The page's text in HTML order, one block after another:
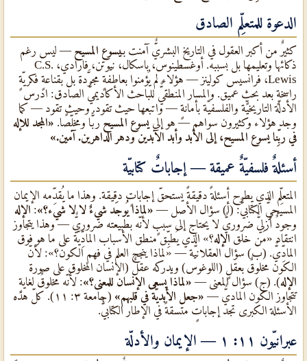
الدعوة للمتعلِّم الصادق
كثيرٌ من أكبر العقول في التاريخ البشريٌّ آمنت بـيسوع المسيح — ليس رغم
ذكائها وتعليمها بل بسببه. أوغسطينوس، باسكال، نيوتن، فارادي، C.S.
Lewis، فرانسيس كولينز — هؤلاء لم يُؤمنوا بعاطفةٍ مجرَّدة بل بقناعةٍ فكريّةٍ
راسخةٍ بعد بحثٍ عميق. والمسار المنطقيٌّ للباحث الأكاديميٌّ الصادق: ادرس
الأدلّة التاريخيّة والفلسفيّة بأمانةٍ — واتبعها حيث تقود. وحيث تقود — كما
وجد هؤلاء وكثيرون سواهم — هو إلى يسوع المسيح ربًّا ومخلِّصًا. «المجد للإله
في ربِّنا يسوع المسيح، إلى الأبد وأبد الآبدين ودهر الداهرين. آمين.»
أسئلةٌ فلسفيّةٌ عميقة — إجاباتٌ كتابيّة
المتعلِّم الذي يطرح أسئلةً دقيقةً يستحقّ إجاباتٍ دقيقة. وهذا ما يُقدِّمه الإيمان
المسيحيٌّ الكتابيٌّ: (أ) سؤال الأصل — «لماذا يُوجَد شيءٌ لا لا شيء؟»: الإله
وجودٌ أزليٌّ ضروريٌّ لا يحتاج إلى سببٍ لأنّه بطبيعته ضروريٌّ — وهذا يتجاوز
انتقاد «مَن خلق الإله؟» الذي يُطبِّق منطق الأسباب المادِّيّة على ما هو فوق
المادِّيٌّ. (ب) سؤال العقلانيّة — «لماذا ينجح العلم في فهم الكون؟»: لأنّ
الكون مخلوقٌ بعقلٍ (اللوغوس) ويدركه عقلٌ (الإنسان المخلوق على صورة
الإله). (ج) سؤال المعنى — «لماذا يسعى الإنسان للمعنى؟»: لأنّه مخلوقٌ لغايةٍ
تتجاوز الكون الماديٌّ — «جعل الأبديّة في قلبهم»
(جامعة ٣: ١١). كلّ هذه
الأسئلة الكبرى تجد إجاباتٍ متسقةً في الإطار الكتابيٌّ.
عبرانيّون ١١: ١ — الإيمان والأدلّة